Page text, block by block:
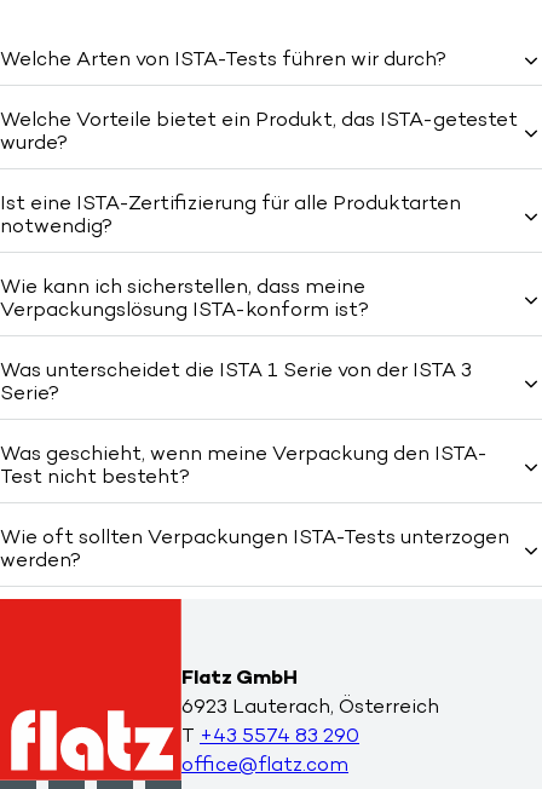
Welche Arten von ISTA-Tests führen wir durch?
Welche Vorteile bietet ein Produkt, das ISTA-getestet
wurde?
Ist eine ISTA-Zertifizierung für alle Produktarten
notwendig?
Wie kann ich sicherstellen, dass meine
Verpackungslösung ISTA-konform ist?
Was unterscheidet die ISTA 1 Serie von der ISTA 3
Serie?
Was geschieht, wenn meine Verpackung den ISTA-
Test nicht besteht?
Wie oft sollten Verpackungen ISTA-Tests unterzogen
werden?
Flatz GmbH
6923 Lauterach, Österreich
T +43 5574 83 290
office@flatz.com